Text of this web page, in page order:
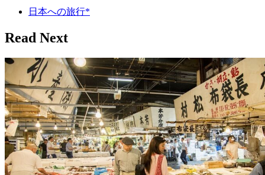
日本への旅行*
Read Next